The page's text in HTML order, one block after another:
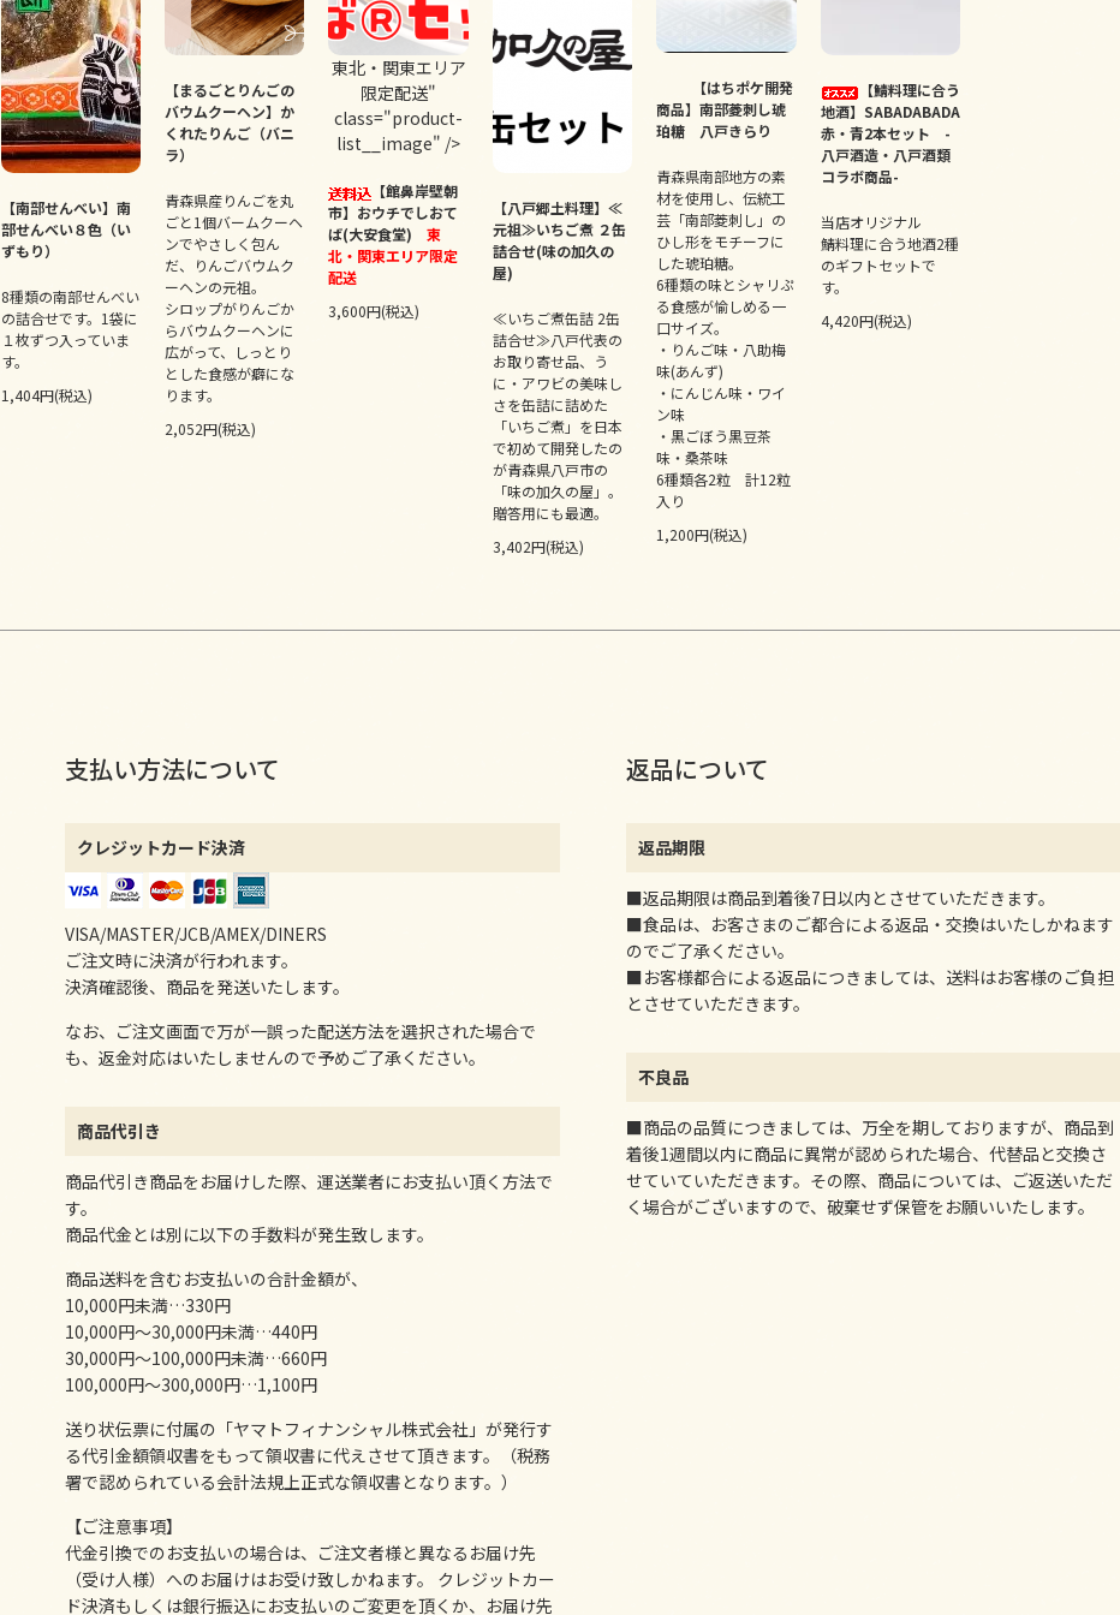
【南部せんべい】南
部せんべい８色（い
ずもり）
8種類の南部せんべい
の詰合せです。1袋に
１枚ずつ入っていま
す。
1,404円(税込)
【まるごとりんごの
バウムクーヘン】か
くれたりんご（バニ
ラ）
青森県産りんごを丸
ごと1個バームクーヘ
ンでやさしく包ん
だ、りんごバウムク
ーヘンの元祖。
シロップがりんごか
らバウムクーヘンに
広がって、しっとり
とした食感が癖にな
ります。
2,052円(税込)
東北・関東エリア
限定配送"
class="product-
list__image" />
【館鼻岸壁朝
市】おウチでしおて
ば(大安食堂)東
北・関東エリア限定
配送
3,600円(税込)
【八戸郷土料理】≪
元祖≫いちご煮 ２缶
詰合せ(味の加久の
屋)
≪いちご煮缶詰 2缶
詰合せ≫八戸代表の
お取り寄せ品、う
に・アワビの美味し
さを缶詰に詰めた
「いちご煮」を日本
で初めて開発したの
が青森県八戸市の
「味の加久の屋」。
贈答用にも最適。
3,402円(税込)
【はちポケ開発
商品】南部菱刺し琥
珀糖 八戸きらり
青森県南部地方の素
材を使用し、伝統工
芸「南部菱刺し」の
ひし形をモチーフに
した琥珀糖。
6種類の味とシャリぷ
る食感が愉しめる一
口サイズ。
・りんご味・八助梅
味(あんず)
・にんじん味・ワイ
ン味
・黒ごぼう黒豆茶
味・桑茶味
6種類各2粒 計12粒
入り
1,200円(税込)
【鯖料理に合う
地酒】SABADABADA
赤・青2本セット -
八戸酒造・八戸酒類
コラボ商品-
当店オリジナル
鯖料理に合う地酒2種
のギフトセットで
す。
4,420円(税込)
支払い方法について
クレジットカード決済
VISA/MASTER/JCB/AMEX/DINERS
ご注文時に決済が行われます。
決済確認後、商品を発送いたします。
なお、ご注文画面で万が一誤った配送方法を選択された場合で
も、返金対応はいたしませんので予めご了承ください。
商品代引き
商品代引き商品をお届けした際、運送業者にお支払い頂く方法で
す。
商品代金とは別に以下の手数料が発生致します。
商品送料を含むお支払いの合計金額が、
10,000円未満…330円
10,000円～30,000円未満…440円
30,000円～100,000円未満…660円
100,000円～300,000円…1,100円
送り状伝票に付属の「ヤマトフィナンシャル株式会社」が発行す
る代引金額領収書をもって領収書に代えさせて頂きます。（税務
署で認められている会計法規上正式な領収書となります。）
【ご注意事項】
代金引換でのお支払いの場合は、ご注文者様と異なるお届け先
（受け人様）へのお届けはお受け致しかねます。 クレジットカー
ド決済もしくは銀行振込にお支払いのご変更を頂くか、お届け先
返品について
返品期限
■返品期限は商品到着後7日以内とさせていただきます。
■食品は、お客さまのご都合による返品・交換はいたしかねます
のでご了承ください。
■お客様都合による返品につきましては、送料はお客様のご負担
とさせていただきます。
不良品
■商品の品質につきましては、万全を期しておりますが、商品到
着後1週間以内に商品に異常が認められた場合、代替品と交換さ
せていていただきます。その際、商品については、ご返送いただ
く場合がございますので、破棄せず保管をお願いいたします。